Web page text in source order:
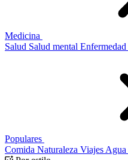
Medicina
Salud Salud mental Enfermedad
Populares
Comida Naturaleza Viajes Agua